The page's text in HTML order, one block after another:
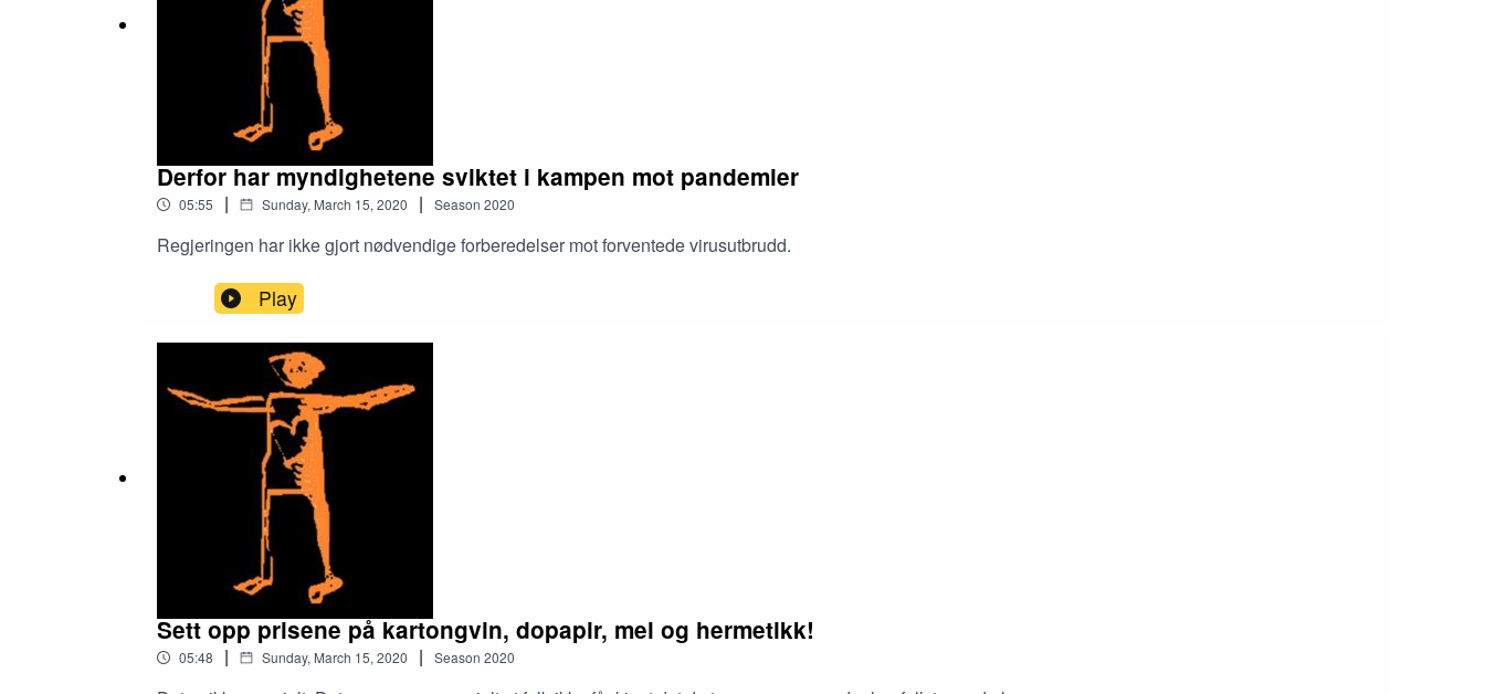
Derfor har myndighetene sviktet i kampen mot pandemier
05:55 | Sunday, March 15, 2020 | Season 2020
Regjeringen har ikke gjort nødvendige forberedelser mot forventede virusutbrudd.
Play
Sett opp prisene på kartongvin, dopapir, mel og hermetikk!
05:48 | Sunday, March 15, 2020 | Season 2020